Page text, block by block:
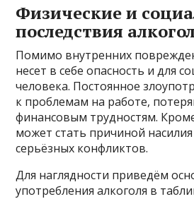
Физические и
последствия
Помимо внутренних
несет в себе опасность и для
человека. Постоянное
к проблемам на работе,
финансовым трудностям.
может стать причиной
серьёзных конфликтов.
Для наглядности приведём
употребления алкоголя в